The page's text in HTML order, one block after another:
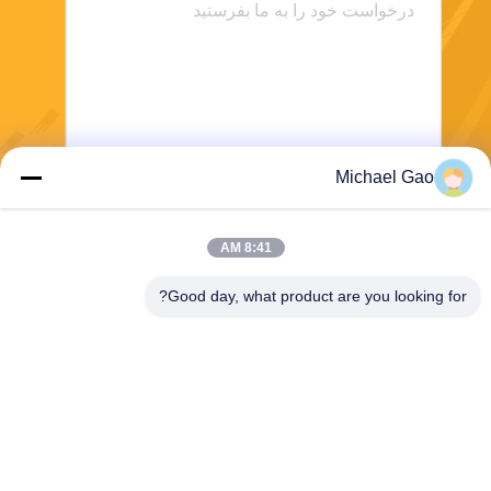
ارسال
Michael Gao
8:41 AM
Good day, what product are you looking for?